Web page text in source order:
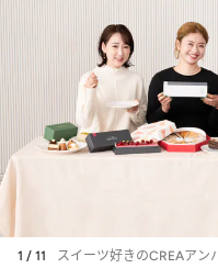
1 / 11
スイーツ好きのCREAア